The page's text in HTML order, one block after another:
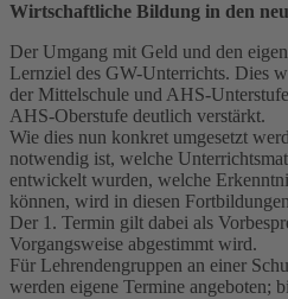
Wirtschaftliche Bildung in den
Der Umgang mit Geld und den
Lernziel des GW-Unterrichts. Dies
der Mittelschule und AHS-
AHS-Oberstufe deutlich verstärkt.
Wie dies nun konkret umgesetzt
notwendig ist, welche
entwickelt wurden, welche
können, wird in diesen
Der 1. Termin gilt dabei als
Vorgangsweise abgestimmt wird.
Für Lehrendengruppen an einer
werden eigene Termine angeboten;